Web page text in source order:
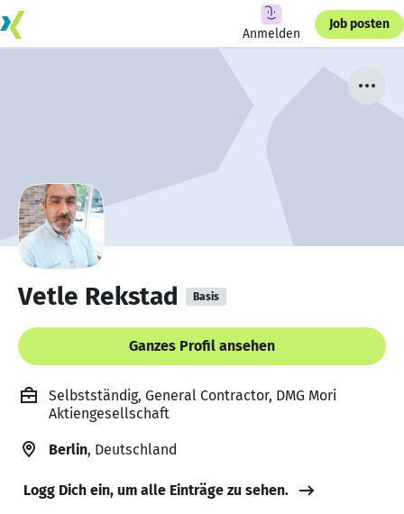
Anmelden
Job posten
Vetle Rekstad Basis
Ganzes Profil ansehen
Selbstständig, General Contractor, DMG Mori
Aktiengesellschaft
Berlin, Deutschland
Logg Dich ein, um alle Einträge zu sehen.